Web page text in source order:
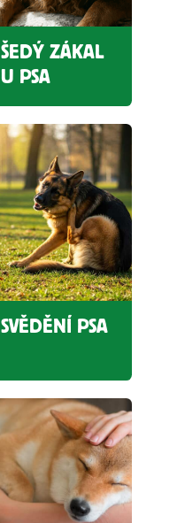
ŠEDÝ ZÁKAL
U PSA
SVĚDĚNÍ PSA